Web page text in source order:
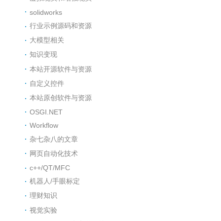
solidworks
行业示例源码和资源
大模型相关
知识变现
本站开源软件与资源
自定义控件
本站原创软件与资源
OSGI.NET
Workflow
杂七杂八的文章
网页自动化技术
c++/QT/MFC
机器人/手眼标定
理财知识
视觉实验